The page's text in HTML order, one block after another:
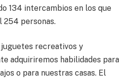
134 intercambios en los que
254 personas.
recreativos y
adquiriremos habilidades para
o para nuestras casas. El